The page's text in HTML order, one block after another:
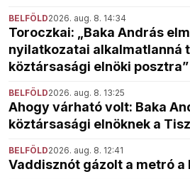
BELFÖLD2026. aug. 8. 14:34
Toroczkai: „Baka András
nyilatkozatai alkalmatlanná
köztársasági elnöki posztra”
BELFÖLD2026. aug. 8. 13:25
Ahogy várható volt: Baka
köztársasági elnöknek a
BELFÖLD2026. aug. 8. 12:41
Vaddisznót gázolt a metró a